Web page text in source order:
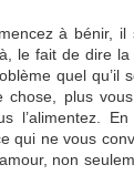
à bénir,
le fait de dire
quel qu’il
plus
l’alimentez.
qui ne vous
non